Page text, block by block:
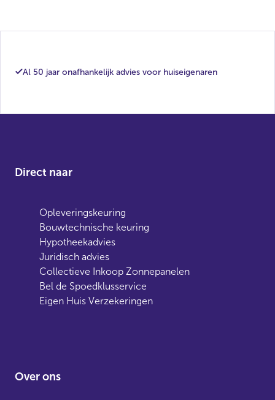
Al 50 jaar onafhankelijk advies voor huiseigenaren
Direct naar
Opleveringskeuring
Bouwtechnische keuring
Hypotheekadvies
Juridisch advies
Collectieve Inkoop Zonnepanelen
Bel de Spoedklusservice
Eigen Huis Verzekeringen
Over ons